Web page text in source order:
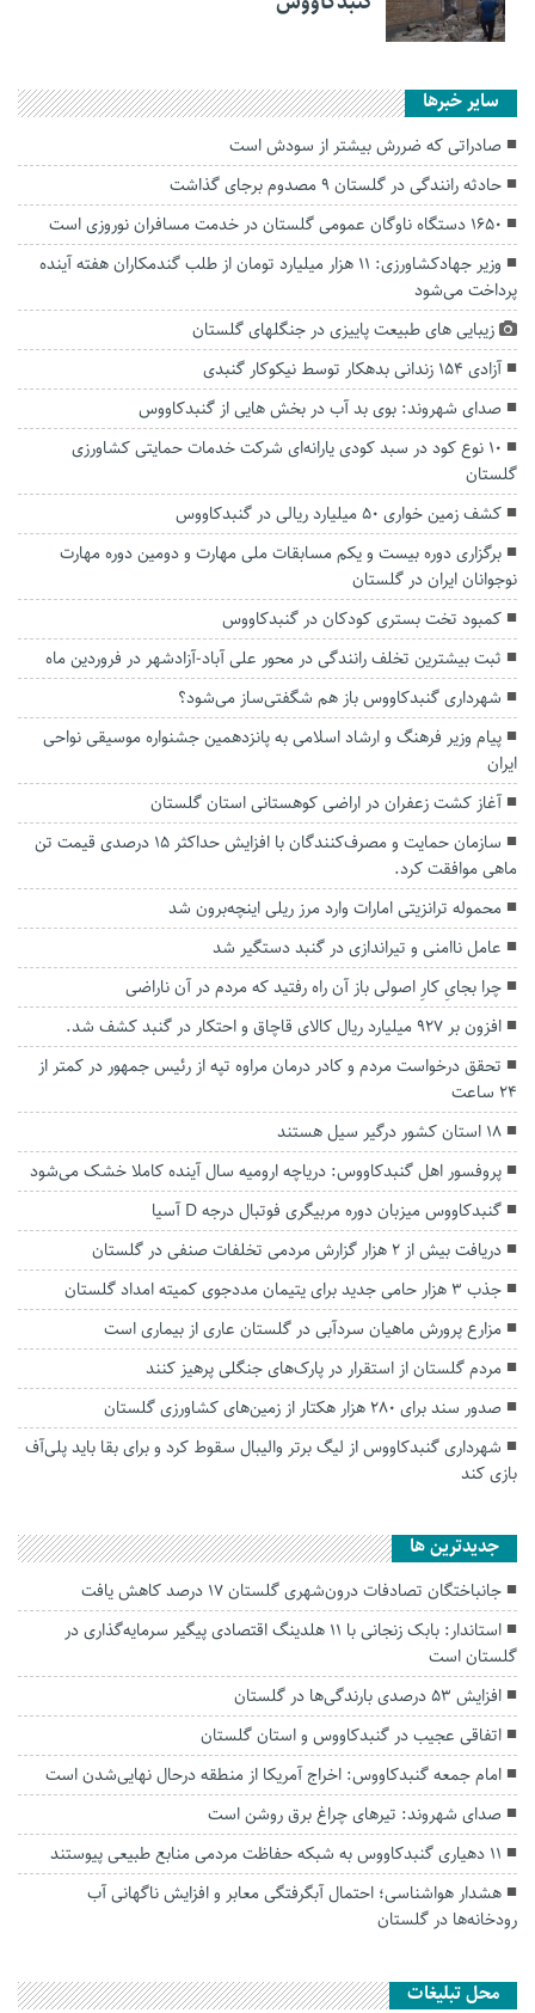
سایر خبرها
صادراتی که ضررش بیشتر از سودش است
حادثه رانندگی در گلستان ۹ مصدوم برجای گذاشت
۱۶۵۰ دستگاه ناوگان عمومی گلستان در خدمت مسافران نوروزی است
وزیر جهادکشاورزی: ۱۱ هزار میلیارد تومان از طلب گندمکاران هفته آینده
پرداخت می‌شود
زیبایی های طبیعت پاییزی در جنگلهای گلستان
آزادی ۱۵۴ زندانی بدهکار توسط نیکوکار گنبدی
صدای شهروند: بوی بد آب در بخش هایی از گنبدکاووس
۱۰ نوع کود در سبد کودی یارانه‌ای شرکت خدمات حمایتی کشاورزی
گلستان
کشف زمین خواری ۵۰ میلیارد ریالی در گنبدکاووس
برگزاری دوره بیست و یکم مسابقات ملی مهارت و دومین دوره مهارت
نوجوانان ایران در گلستان
کمبود تخت بستری کودکان در گنبدکاووس
ثبت بیشترین تخلف رانندگی در محور علی آباد-آزادشهر در فروردین ماه
شهرداری گنبدکاووس باز هم شگفتی‌ساز می‌شود؟
پیام وزیر فرهنگ و ارشاد اسلامی به پانزدهمین جشنواره موسیقی نواحی
ایران
آغاز کشت زعفران در اراضی کوهستانی استان گلستان
سازمان حمایت و مصرف‌کنندگان با افزایش حداکثر ۱۵ درصدی قیمت تن
ماهی موافقت کرد.
محموله ترانزیتی امارات وارد مرز ریلی اینچه‌برون شد
عامل ناامنی و تیراندازی در گنبد دستگیر شد
چرا بجایِ کارِ اصولی باز آن راه رفتید که مردم‌ در آن‌ ناراضی
افزون بر ۹۲۷ میلیارد ریال کالای قاچاق و احتکار در گنبد کشف شد.
تحقق درخواست مردم و کادر درمان مراوه تپه از رئیس جمهور در کمتر از
۲۴ ساعت
۱۸ استان کشور درگیر سیل هستند
پروفسور اهل گنبدکاووس: دریاچه ارومیه سال آینده کاملا خشک می‌شود
گنبدکاووس میزبان دوره مربیگری فوتبال درجه D آسیا
دریافت بیش از ۲ هزار گزارش مردمی تخلفات صنفی در گلستان
جذب ۳ هزار حامی جدید برای یتیمان مددجوی کمیته امداد گلستان
مزارع پرورش ماهیان سردآبی در گلستان عاری از بیماری است
مردم گلستان از استقرار در پارک‌های جنگلی پرهیز کنند
صدور سند برای ۲۸۰ هزار هکتار از زمین‌های کشاورزی گلستان
شهرداری گنبدکاووس از لیگ برتر والیبال سقوط کرد و برای بقا باید پلی‌آف
بازی کند
جديدترين ها
جانباختگان تصادفات درون‌شهری گلستان ۱۷ درصد کاهش یافت
استاندار: بابک زنجانی با ۱۱ هلدینگ اقتصادی پیگیر سرمایه‌گذاری در
گلستان است
افزایش ۵۳ درصدی بارندگی‌ها در گلستان
اتفاقی عجیب در‌ گنبدکاووس و استان گلستان
امام جمعه گنبدکاووس: اخراج آمریکا از منطقه درحال نهایی‌شدن است
صدای شهروند: تیرهای چراغ برق روشن است
۱۱ دهیاری گنبدکاووس به شبکه حفاظت مردمی منابع طبیعی پیوستند
هشدار هواشناسی؛ احتمال آبگرفتگی معابر و افزایش ناگهانی آب
رودخانه‌ها در گلستان
محل تبلیغات